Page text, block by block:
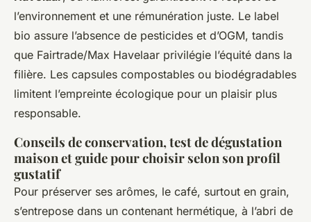
l’environnement et une rémunération juste. Le label
bio assure l’absence de pesticides et d’OGM, tandis
que Fairtrade/Max Havelaar privilégie l’équité dans la
filière. Les capsules compostables ou biodégradables
limitent l’empreinte écologique pour un plaisir plus
responsable.
Conseils de conservation, test de dégustation
maison et guide pour choisir selon son profil
gustatif
Pour préserver ses arômes, le café, surtout en grain,
s’entrepose dans un contenant hermétique, à l’abri de